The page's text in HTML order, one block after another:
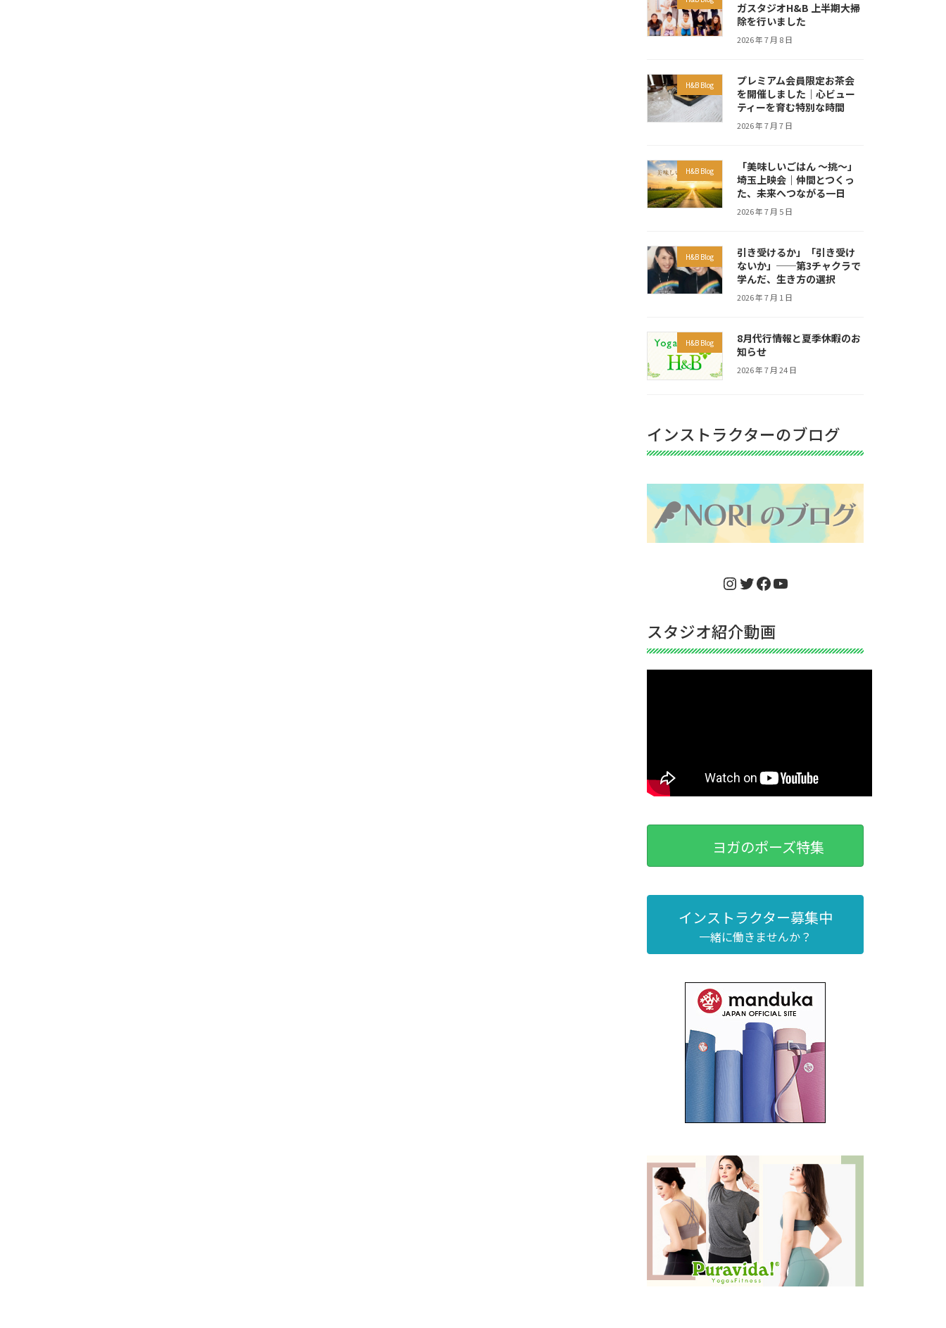
ガスタジオH&B 上半期大掃
除を行いました
2026 年 7 月 8 日
H&B Blog
プレミアム会員限定お茶会
を開催しました｜心ビュー
ティーを育む特別な時間
2026 年 7 月 7 日
H&B Blog
「美味しいごはん ～挑～」
埼玉上映会｜仲間とつくっ
た、未来へつながる一日
2026 年 7 月 5 日
H&B Blog
引き受けるか」「引き受け
ないか」──第3チャクラで
学んだ、生き方の選択
2026 年 7 月 1 日
H&B Blog
8月代行情報と夏季休暇のお
知らせ
2026 年 7 月 24 日
インストラクターのブログ
Instagram
Twitter
Facebook
YouTube
スタジオ紹介動画
ヨガのポーズ特集
インストラクター募集中
一緒に働きませんか？